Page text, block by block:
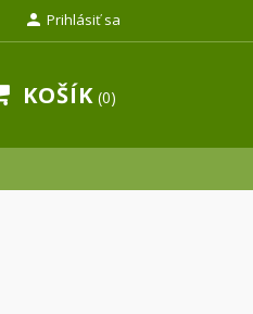
 Prihlásiť sa
KOŠÍK 0